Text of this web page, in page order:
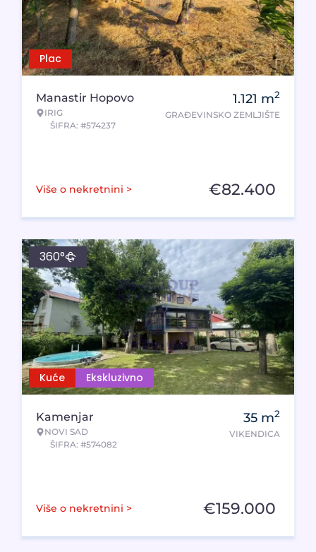
Plac
Manastir Hopovo
IRIG
ŠIFRA: #574237
1.121 m2
GRAĐEVINSKO ZEMLJIŠTE
Više o nekretnini > €82.400
Kuće Ekskluzivno
360°
Kamenjar
NOVI SAD
ŠIFRA: #574082
35 m2
VIKENDICA
Više o nekretnini > €159.000